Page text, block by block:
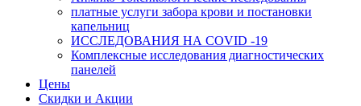
платные услуги забора крови и постановки
капельниц
ИССЛЕДОВАНИЯ НА COVID -19
Комплексные исследования диагностических
панелей
Цены
Скидки и Акции